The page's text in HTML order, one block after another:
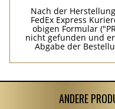
Nach der
FedEx Express
obigen Formular
nicht gefunden und
Abgabe der
ANDERE